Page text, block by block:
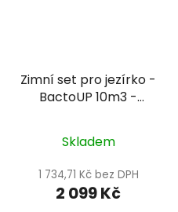
Zimní set pro jezírko -
BactoUP 10m3 -
Skladem
1 734,71 Kč bez DPH
2 099 Kč